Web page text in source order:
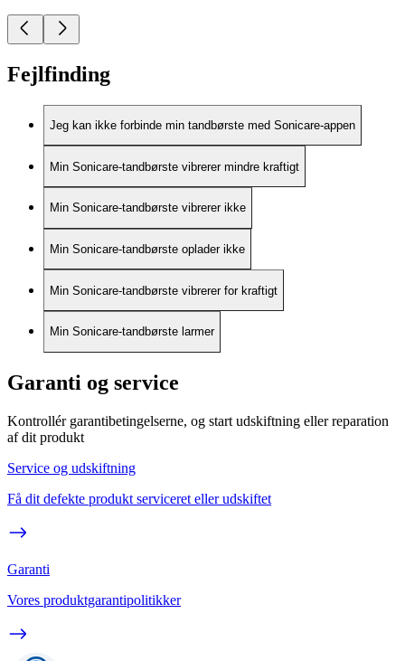
Fejlfinding
Jeg kan ikke forbinde min tandbørste med Sonicare-appen
Min Sonicare-tandbørste vibrerer mindre kraftigt
Min Sonicare-tandbørste vibrerer ikke
Min Sonicare-tandbørste oplader ikke
Min Sonicare-tandbørste vibrerer for kraftigt
Min Sonicare-tandbørste larmer
Garanti og service
Kontrollér garantibetingelserne, og start udskiftning eller reparation
af dit produkt
Service og udskiftning
Få dit defekte produkt serviceret eller udskiftet
Garanti
Vores produktgarantipolitikker